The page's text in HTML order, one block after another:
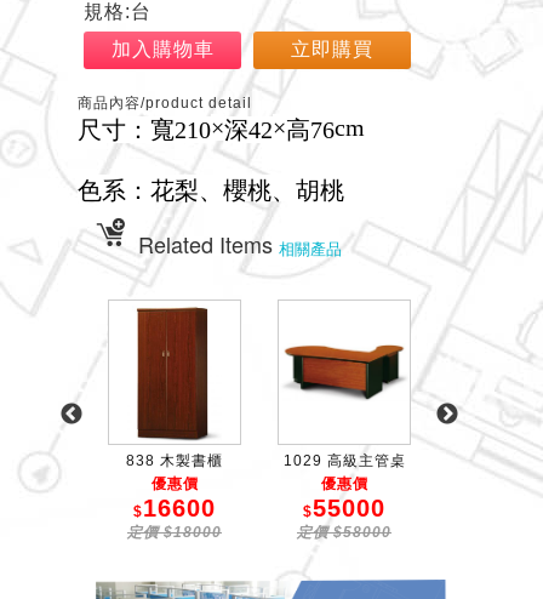
規格:台
加入購物車
立即購買
商品內容/product detail
尺寸：寬210×深42×高76cm
色系：花梨、櫻桃、胡桃
Related Items 相關產品
櫃
價
838 木製書櫃
優惠價
$16600
定價 $18000
1029 高級主管桌
優惠價
$55000
定價 $58000
1021 高級
優惠價